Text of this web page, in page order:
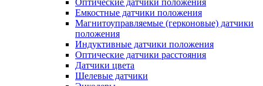
Емкостные датчики положения
Магнитоуправляемые (герконовые) датчики
положения
Индуктивные датчики положения
Оптические датчики расстояния
Датчики цвета
Щелевые датчики